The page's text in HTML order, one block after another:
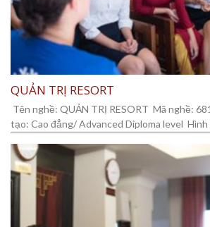
QUẢN TRỊ RESORT
Tên nghề: QUẢN TRỊ RESORT Mã nghề:
tạo: Cao đẳng/ Advanced Diploma level Hình